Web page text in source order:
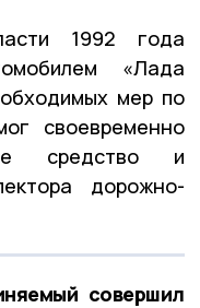
1992 года
«Лада
мер по
своевременно
средство и
дорожно-
совершил